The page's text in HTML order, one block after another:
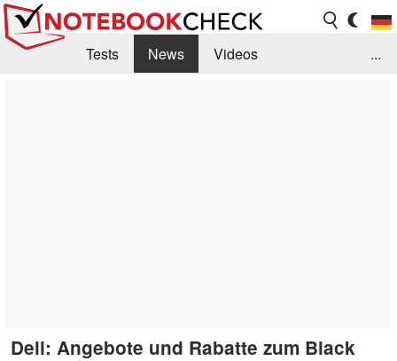
Tests News
Videos
...
Dell: Angebote und Rabatte zum Black